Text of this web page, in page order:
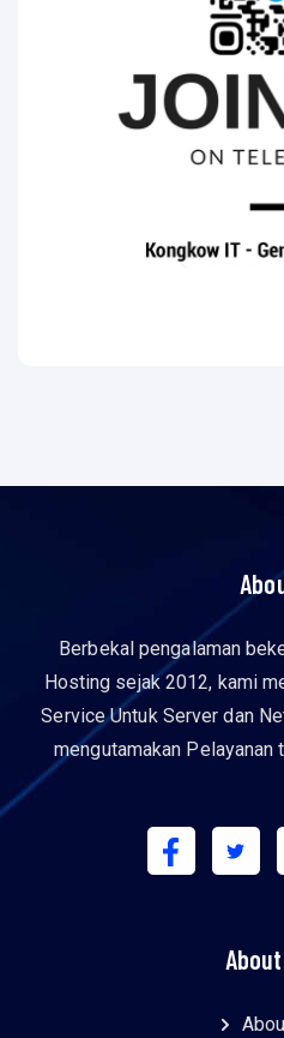
Berbekal pengalaman
Hosting sejak 2012, kami
Service Untuk Server dan
mengutamakan Pelayanan